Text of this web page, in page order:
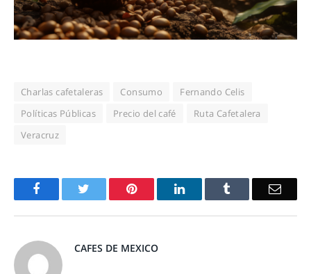
Charlas cafetaleras Consumo
Fernando Celis
Políticas Públicas
Precio del café
Ruta Cafetalera
Veracruz
Facebook Pinterest LinkedIn Email
CAFES DE MEXICO